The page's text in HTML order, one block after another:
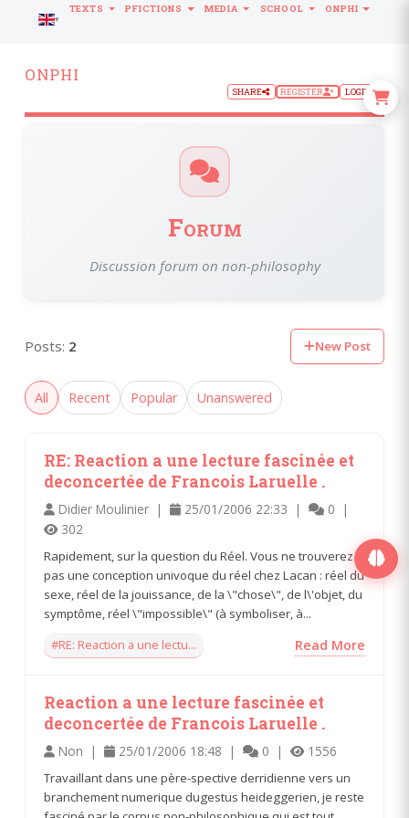
ONPHI
SHARE REGISTER LOGIN
Forum
Discussion forum on non-philosophy
Posts: 2 New Post
All Recent Popular Unanswered
RE: Reaction a une lecture fascinée et
deconcertée de Francois Laruelle .
Didier Moulinier | 25/01/2006 22:33 |
0 |
302
Rapidement, sur la question du Réel. Vous ne trouverez
pas une conception univoque du réel chez Lacan : réel du
sexe, réel de la jouissance, de la \"chose\", de l\'objet, du
symptôme, réel \"impossible\" (à symboliser, à...
#RE: Reaction a une lectu...
Read More
Reaction a une lecture fascinée et
deconcertée de Francois Laruelle .
Non | 25/01/2006 18:48 | 0 | 1556
Travaillant dans une père-spective derridienne vers un
branchement numerique dugestus heideggerien, je reste
LANGUAGE
TEXTS PFICTIONS MEDIA SCHOOL ONPHI